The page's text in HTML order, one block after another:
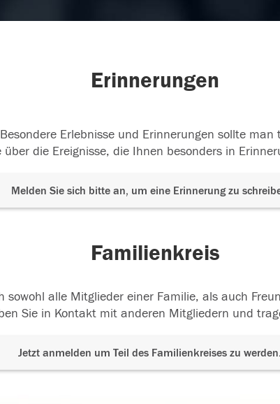
Erinnerungen
Besondere Erlebnisse und Erinnerungen sollte man
über die Ereignisse, die Ihnen besonders in
Melden Sie sich bitte an, um eine Erinnerung zu
Familienkreis
sowohl alle Mitglieder einer Familie, als auch
Sie in Kontakt mit anderen Mitgliedern und
Jetzt anmelden um Teil des Familienkreises zu werden.